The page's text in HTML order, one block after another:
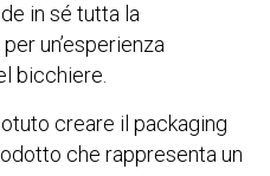
in sé tutta la
un’esperienza
bicchiere.
creare il packaging
che rappresenta un